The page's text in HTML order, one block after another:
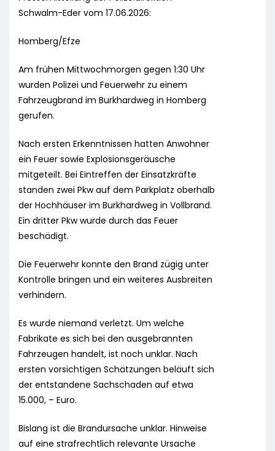
Schwalm-Eder vom 17.06.2026:
Homberg/Efze
Am frühen Mittwochmorgen gegen 1:30 Uhr
wurden Polizei und Feuerwehr zu einem
Fahrzeugbrand im Burkhardweg in Homberg
gerufen.
Nach ersten Erkenntnissen hatten Anwohner
ein Feuer sowie Explosionsgeräusche
mitgeteilt. Bei Eintreffen der Einsatzkräfte
standen zwei Pkw auf dem Parkplatz oberhalb
der Hochhäuser im Burkhardweg in Vollbrand.
Ein dritter Pkw wurde durch das Feuer
beschädigt.
Die Feuerwehr konnte den Brand zügig unter
Kontrolle bringen und ein weiteres Ausbreiten
verhindern.
Es wurde niemand verletzt. Um welche
Fabrikate es sich bei den ausgebrannten
Fahrzeugen handelt, ist noch unklar. Nach
ersten vorsichtigen Schätzungen beläuft sich
der entstandene Sachschaden auf etwa
15.000, – Euro.
Bislang ist die Brandursache unklar. Hinweise
auf eine strafrechtlich relevante Ursache